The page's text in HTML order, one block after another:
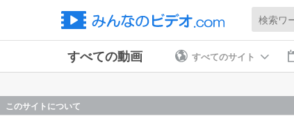
検索ワード
すべての動画 すべてのサイト
このサイトについて